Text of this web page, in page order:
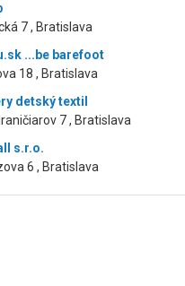
7 , Bratislava
...be barefoot
18 , Bratislava
detský textil
7 , Bratislava
s.r.o.
6 , Bratislava